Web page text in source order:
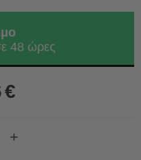
48 ώρες
€
+